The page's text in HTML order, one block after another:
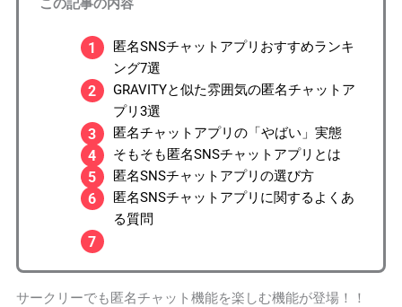
この記事の内容
匿名SNSチャットアプリおすすめランキ
ング7選
GRAVITYと似た雰囲気の匿名チャットア
プリ3選
匿名チャットアプリの「やばい」実態
そもそも匿名SNSチャットアプリとは
匿名SNSチャットアプリの選び方
匿名SNSチャットアプリに関するよくあ
る質問
サークリーでも匿名チャット機能を楽しむ機能が登場！！